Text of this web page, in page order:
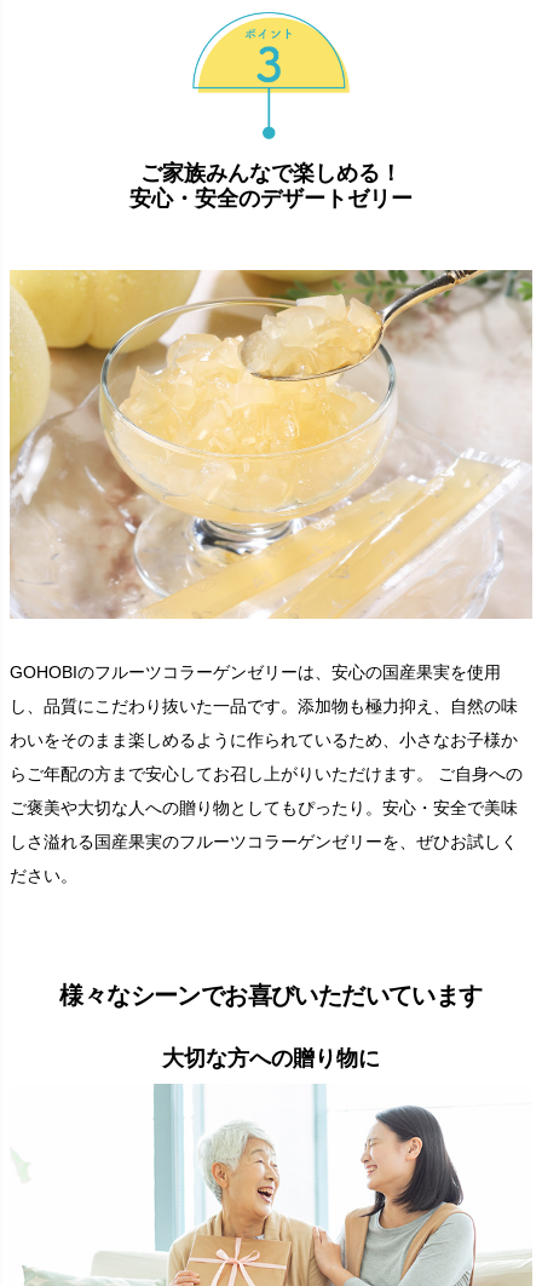
ご家族みんなで楽しめる！
安心・安全のデザートゼリー
GOHOBIのフルーツコラーゲンゼリーは、安心の国産果実を使用
し、品質にこだわり抜いた一品です。添加物も極力抑え、自然の味
わいをそのまま楽しめるように作られているため、小さなお子様か
らご年配の方まで安心してお召し上がりいただけます。 ご自身への
ご褒美や大切な人への贈り物としてもぴったり。安心・安全で美味
しさ溢れる国産果実のフルーツコラーゲンゼリーを、ぜひお試しく
ださい。
様々なシーンでお喜びいただいています
大切な方への贈り物に